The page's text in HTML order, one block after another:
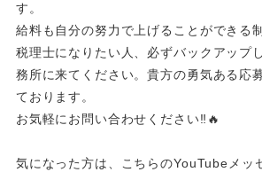
す。
給料も自分の努力で上げることができる
税理士になりたい人、必ずバックアップ
務所に来てください。貴方の勇気ある応
ております。
お気軽にお問い合わせください‼️🔥
気になった方は、こちらのYouTubeメッ